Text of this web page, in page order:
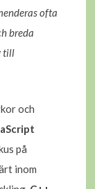
ofta
breda
till
och
på
inom